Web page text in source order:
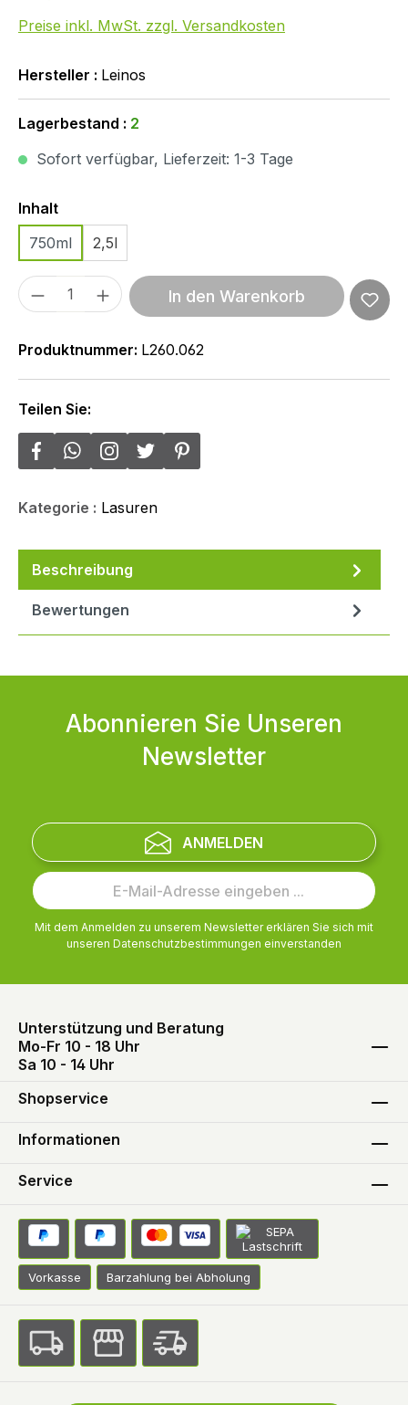
Preise inkl. MwSt. zzgl. Versandkosten
Hersteller : Leinos
Lagerbestand : 2
Sofort verfügbar, Lieferzeit: 1-3 Tage
InhaltAuswählen
750ml
2,5l
Produkt Anzahl: Gib den gewünschten
In den Warenkorb
Produktnummer: L260.062
Teilen Sie:
Kategorie : Lasuren
Beschreibung
Bewertungen
Abonnieren Sie Unseren
Newsletter
ANMELDEN
Mit dem Anmelden zu unserem Newsletter erklären Sie sich mit
unseren Datenschutzbestimmungen einverstanden
Unterstützung und Beratung
Mo-Fr 10 - 18 Uhr
Sa 10 - 14 Uhr
Shopservice
Informationen
Service
Vorkasse Barzahlung bei Abholung